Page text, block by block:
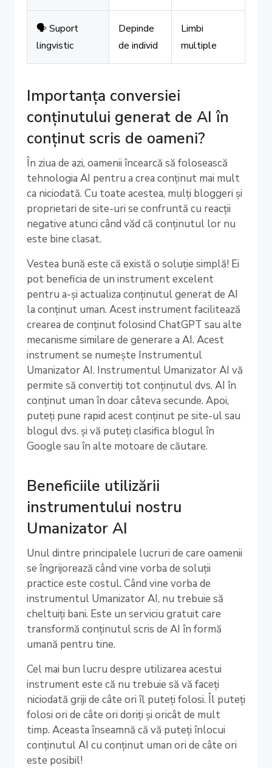
🗣️ Suport
lingvistic
Depinde
de individ
Limbi
multiple
Importanța conversiei
conținutului generat de AI în
conținut scris de oameni?
În ziua de azi, oamenii încearcă să folosească
tehnologia AI pentru a crea conținut mai mult
ca niciodată. Cu toate acestea, mulți bloggeri și
proprietari de site-uri se confruntă cu reacții
negative atunci când văd că conținutul lor nu
este bine clasat.
Vestea bună este că există o soluție simplă! Ei
pot beneficia de un instrument excelent
pentru a-și actualiza conținutul generat de AI
la conținut uman. Acest instrument facilitează
crearea de conținut folosind ChatGPT sau alte
mecanisme similare de generare a AI. Acest
instrument se numește Instrumentul
Umanizator AI. Instrumentul Umanizator AI vă
permite să convertiți tot conținutul dvs. AI în
conținut uman în doar câteva secunde. Apoi,
puteți pune rapid acest conținut pe site-ul sau
blogul dvs. și vă puteți clasifica blogul în
Google sau în alte motoare de căutare.
Beneficiile utilizării
instrumentului nostru
Umanizator AI
Unul dintre principalele lucruri de care oamenii
se îngrijorează când vine vorba de soluții
practice este costul. Când vine vorba de
instrumentul Umanizator AI, nu trebuie să
cheltuiți bani. Este un serviciu gratuit care
transformă conținutul scris de AI în formă
umană pentru tine.
Cel mai bun lucru despre utilizarea acestui
instrument este că nu trebuie să vă faceți
niciodată griji de câte ori îl puteți folosi. Îl puteți
folosi ori de câte ori doriți și oricât de mult
timp. Aceasta înseamnă că vă puteți înlocui
conținutul AI cu conținut uman ori de câte ori
este posibil!